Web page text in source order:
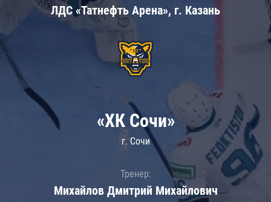
ЛДС «Татнефть Арена», г. Казань
«ХК Сочи»
г. Сочи
Тренер:
Михайлов Дмитрий Михайлович